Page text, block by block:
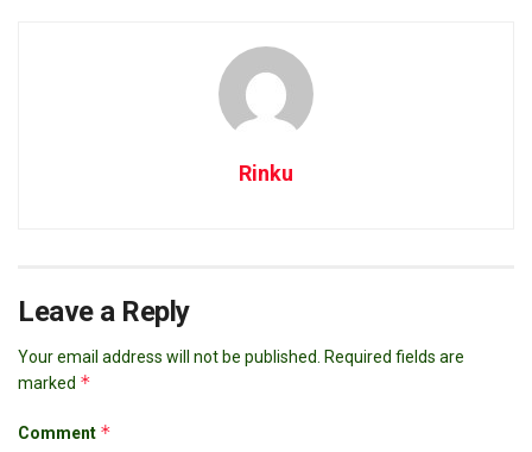
Rinku
Leave a Reply
Your email address will not be published. Required fields are
marked *
Comment *